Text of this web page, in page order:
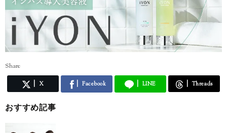
Share
X Facebook LINE Threads
おすすめ記事